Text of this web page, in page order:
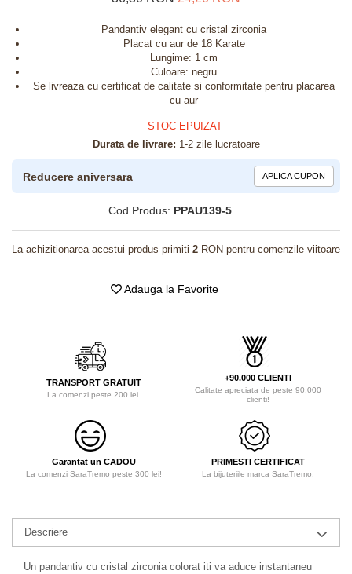
Pandantiv elegant cu cristal zirconia
Placat cu aur de 18 Karate
Lungime: 1 cm
Culoare: negru
Se livreaza cu certificat de calitate si conformitate pentru placarea
cu aur
STOC EPUIZAT
Durata de livrare: 1-2 zile lucratoare
Reducere aniversara APLICA CUPON
Cod Produs: PPAU139-5
La achizitionarea acestui produs primiti 2 RON pentru comenzile viitoare
Adauga la Favorite
TRANSPORT GRATUIT
La comenzi peste 200 lei.
+90.000 CLIENTI
Calitate apreciata de peste 90.000
clienti!
Garantat un CADOU
La comenzi SaraTremo peste 300 lei!
PRIMESTI CERTIFICAT
La bijuteriile marca SaraTremo.
Descriere
Un pandantiv cu cristal zirconia colorat iti va aduce instantaneu